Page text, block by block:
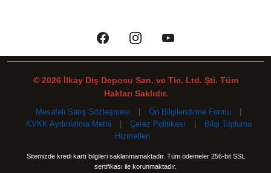
© 2026 İlkay Diş Deposu San. ve Tic. Ltd. Şti. Tüm
Hakları Saklıdır.
Mesafeli Satış Sözleşmesi Ön Bilgilendirme Formu
KVKK Aydınlatma Metni
Çerez Politikası
Bilgi Toplumu
Hizmetleri
Sitemizde kredi kartı bilgileri saklanmamaktadır. Tüm ödemeler 256-bit SSL
sertifikası ile korunmaktadır.